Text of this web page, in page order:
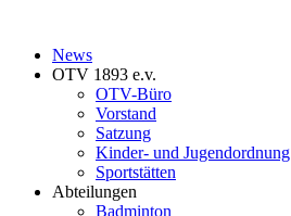
News
OTV 1893 e.v.
OTV-Büro
Vorstand
Satzung
Kinder- und Jugendordnung
Sportstätten
Abteilungen
Badminton